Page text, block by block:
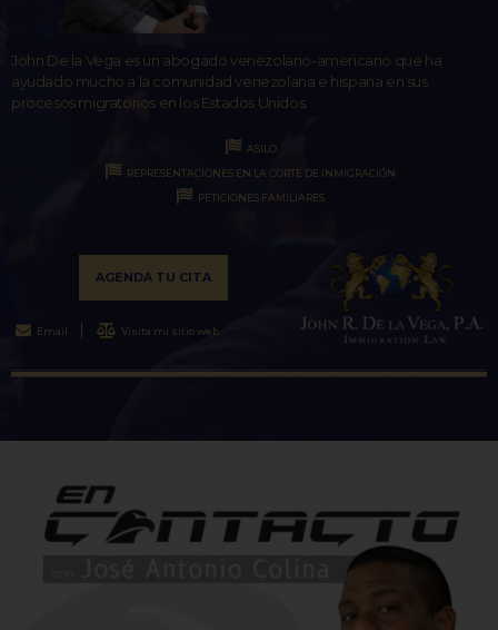
John De la Vega es un abogado venezolano-americano que ha
ayudado mucho a la comunidad venezolana e hispana en sus
procesos migratorios en los Estados Unidos.
ASILO
REPRESENTACIONES EN LA CORTE DE INMIGRACIÓN
PETICIONES FAMILIARES
AGENDA TU CITA
Email Visita mi sitio web